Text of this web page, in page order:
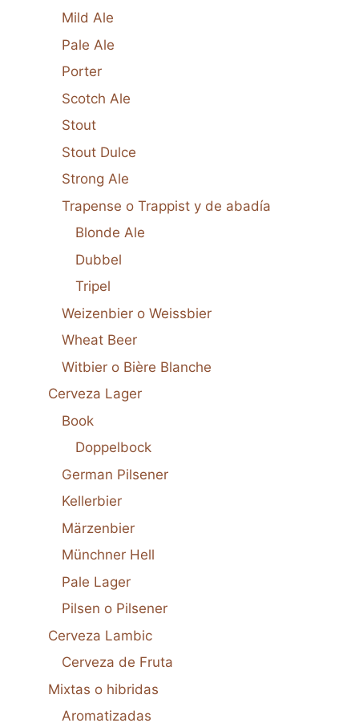
Mild Ale
Pale Ale
Porter
Scotch Ale
Stout
Stout Dulce
Strong Ale
Trapense o Trappist y de abadía
Blonde Ale
Dubbel
Tripel
Weizenbier o Weissbier
Wheat Beer
Witbier o Bière Blanche
Cerveza Lager
Book
Doppelbock
German Pilsener
Kellerbier
Märzenbier
Münchner Hell
Pale Lager
Pilsen o Pilsener
Cerveza Lambic
Cerveza de Fruta
Mixtas o hibridas
Aromatizadas